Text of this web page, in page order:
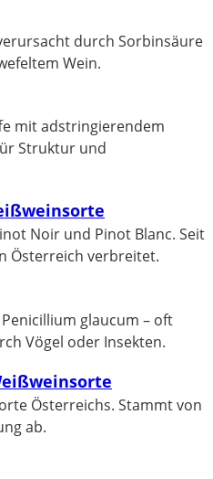
durch Sorbinsäure
Wein.
mit adstringierendem
Struktur und
Noir und Pinot Blanc. Seit
Österreich verbreitet.
glaucum – oft
Vögel oder Insekten.
Österreichs. Stammt von
ab.